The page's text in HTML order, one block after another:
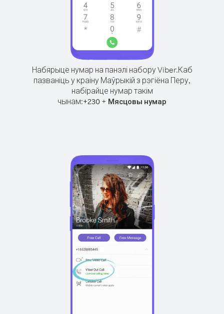
Набярыце нумар на панэлі набору Viber.Каб
пазваніць у краіну Маўрыкій з рэгіёна Перу,
набірайце нумар такім
чынам:+230 + Мясцовы нумар